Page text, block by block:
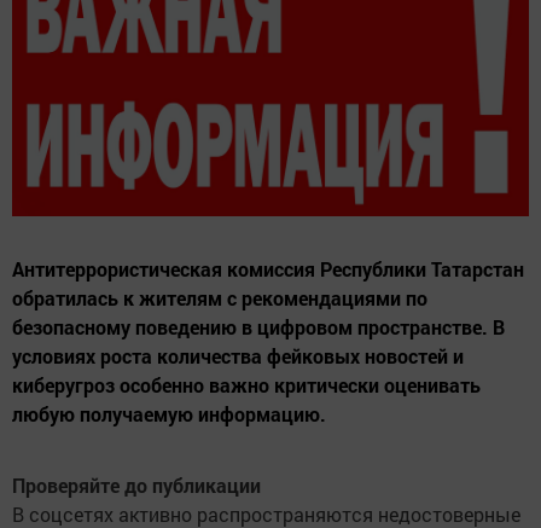
Антитеррористическая комиссия Республики Татарстан
обратилась к жителям с рекомендациями по
безопасному поведению в цифровом пространстве. В
условиях роста количества фейковых новостей и
киберугроз особенно важно критически оценивать
любую получаемую информацию.
Проверяйте до публикации
В соцсетях активно распространяются недостоверные